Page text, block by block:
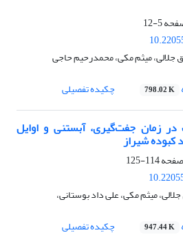
5-12
میثم مکی، محمدرحیم حاجی
798.02 K چکیده تفصیلی
در زمان جفت‌گیری، آبستنی و اوایل
شیراز
114-125
میثم مکی، علی داد بوستانی،
947.44 K چکیده تفصیلی